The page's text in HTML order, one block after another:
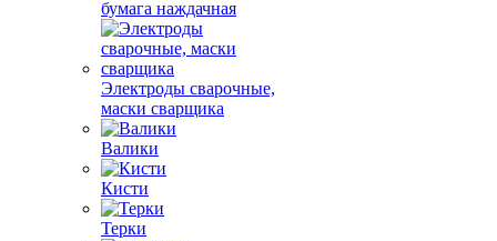
бумага наждачная
Электроды сварочные,
маски сварщика
Валики
Кисти
Терки